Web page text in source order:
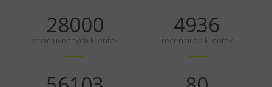
35000
zazmluvnených klientov
6170
recenzií od klientov